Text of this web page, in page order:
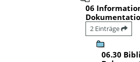
06
2 Einträge
06.30